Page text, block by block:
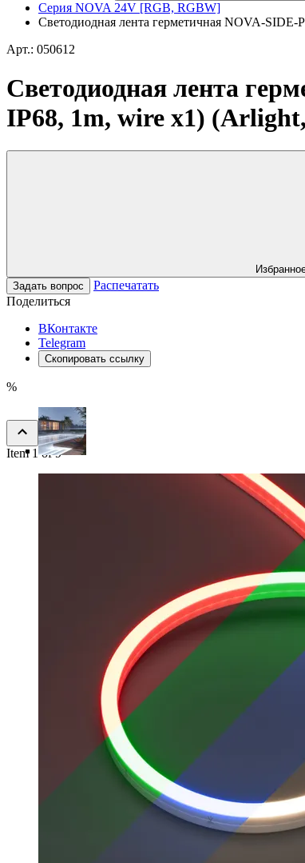
Серия NOVA 24V [RGB, RGBW]
Светодиодная лента герметичная NOVA-
Арт.: 050612
Светодиодная лента
IP68, 1m, wire x1)
Задать вопрос
Распечатать
Поделиться
ВКонтакте
Telegram
Скопировать ссылку
%
Item 1 of 9